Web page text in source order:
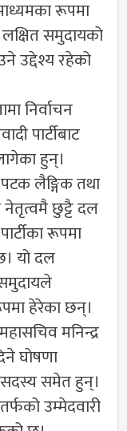
रूपमा
समुदायको
उद्देश्य रहेको
निर्वाचन
पार्टीबाट
हुन्।
लैङ्गिक तथा
छुट्टै दल
रूपमा
यो दल
हेरेका छन्।
मनिन्द्र
घोषणा
सदस्य समेत हुन्।
उम्मेदवारी